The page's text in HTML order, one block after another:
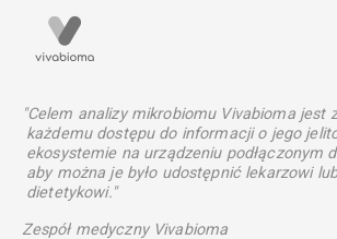
"Celem analizy mikrobiomu Vivabioma jest
każdemu dostępu do informacji o jego
ekosystemie na urządzeniu podłączonym
aby można je było udostępnić lekarzowi
dietetykowi."
Zespół medyczny Vivabioma